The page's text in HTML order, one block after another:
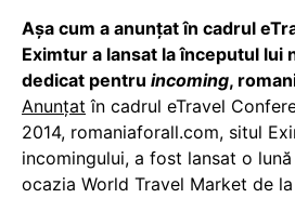
Așa cum a anunțat în cadrul
Eximtur a lansat la începutul lui
dedicat pentru incoming,
Anunțat în cadrul eTravel
2014, romaniaforall.com, situl
incomingului, a fost lansat o
ocazia World Travel Market de